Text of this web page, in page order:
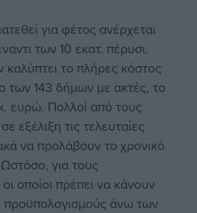
για φέτος ανέρχεται
των 10 εκατ. πέρυσι.
το πλήρες κόστος
των 143 δήμων με ακτές, το
ευρώ. Πολλοί από τους
εξέλιξη τις τελευταίες
να προλάβουν το χρονικό
για τους
οποίοι πρέπει να κάνουν
προϋπολογισμούς άνω των